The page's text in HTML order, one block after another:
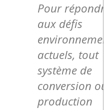
Pour répondre
aux défis
actuels, tout
système de
conversion ou
production